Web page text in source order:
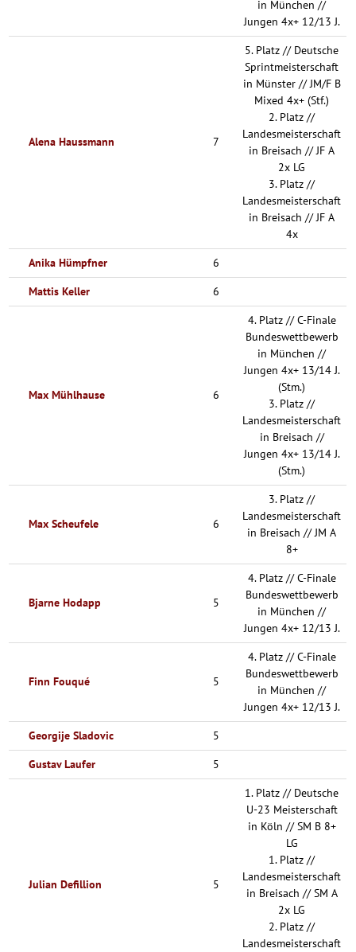
in München //
Jungen 4x+ 12/13 J.
Alena Haussmann 7
5. Platz // Deutsche
Sprintmeisterschaft
in Münster // JM/F B
Mixed 4x+ (Stf.)
2. Platz //
Landesmeisterschaft
in Breisach // JF A
2x LG
3. Platz //
Landesmeisterschaft
in Breisach // JF A
4x
Anika Hümpfner
6
Mattis Keller
6
Max Mühlhause 6
4. Platz // C-Finale
Bundeswettbewerb
in München //
Jungen 4x+ 13/14 J.
(Stm.)
3. Platz //
Landesmeisterschaft
in Breisach //
Jungen 4x+ 13/14 J.
(Stm.)
Max Scheufele 6
3. Platz //
Landesmeisterschaft
in Breisach // JM A
8+
Bjarne Hodapp 5
4. Platz // C-Finale
Bundeswettbewerb
in München //
Jungen 4x+ 12/13 J.
Finn Fouqué 5
4. Platz // C-Finale
Bundeswettbewerb
in München //
Jungen 4x+ 12/13 J.
Georgije Sladovic
5
Gustav Laufer
5
Julian Defillion 5
1. Platz // Deutsche
U-23 Meisterschaft
in Köln // SM B 8+
LG
1. Platz //
Landesmeisterschaft
in Breisach // SM A
2x LG
2. Platz //
Landesmeisterschaft